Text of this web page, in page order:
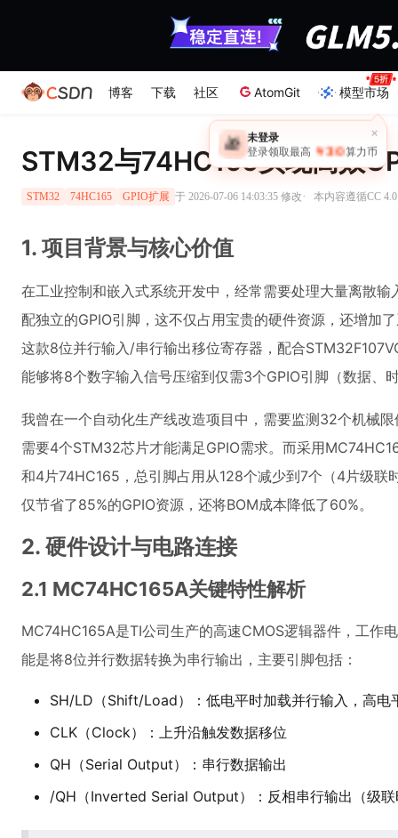
博客 下载 社区 AtomGit 模型市场
×
🎁 未登录
登录领取最高 ￥30 算力币
STM32与74HC165实现高效
STM32 74HC165 GPIO扩展 于 2026-07-06 14:03:35 修改· 本内容遵循CC
1. 项目背景与核心价值
在工业控制和嵌入式系统开发中，经常需要处理大量离散
配独立的GPIO引脚，这不仅占用宝贵的硬件资源，还增加
这款8位并行输入/串行输出移位寄存器，配合
能够将8个数字输入信号压缩到仅需3个GPIO引脚（数据、
我曾在一个自动化生产线改造项目中，需要监测32个机械
需要4个STM32芯片才能满足GPIO需求。而采用
和4片74HC165，总引脚占用从128个减少到7个（4片级联
仅节省了85%的GPIO资源，还将BOM成本降低了60%。
2. 硬件设计与电路连接
2.1 MC74HC165A关键特性解析
MC74HC165A是TI公司生产的高速CMOS逻辑器件，工作
能是将8位并行数据转换为串行输出，主要引脚包括：
SH/LD（Shift/Load）：低电平时加载并行输入，高电
CLK（Clock）：上升沿触发数据移位
QH（Serial Output）：串行数据输出
/QH（Inverted Serial Output）：反相串行输出（级